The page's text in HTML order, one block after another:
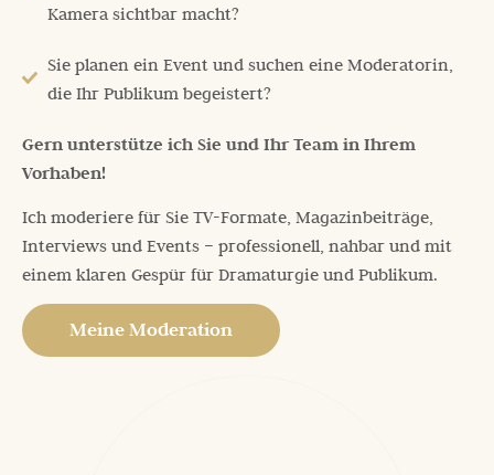
Kamera sichtbar macht?
Sie planen ein Event und suchen eine Moderatorin,
die Ihr Publikum begeistert?
Gern unterstütze ich Sie und Ihr Team in Ihrem
Vorhaben!
Ich moderiere für Sie TV-Formate, Magazinbeiträge,
Interviews und Events – professionell, nahbar und mit
einem klaren Gespür für Dramaturgie und Publikum.
Meine Moderation